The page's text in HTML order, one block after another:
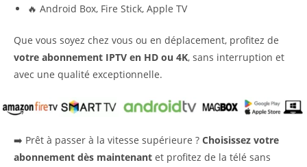
🔥 Android Box, Fire Stick, Apple TV
Que vous soyez chez vous ou en déplacement, profitez de
votre abonnement IPTV en HD ou 4K, sans interruption et
avec une qualité exceptionnelle.
➡️ Prêt à passer à la vitesse supérieure ? Choisissez votre
abonnement dès maintenant et profitez de la télé sans